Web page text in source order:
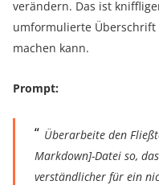
verändern. Das ist
umformulierte
machen kann.
Prompt:
Überarbeite den
Markdown]-Datei so,
verständlicher für ein